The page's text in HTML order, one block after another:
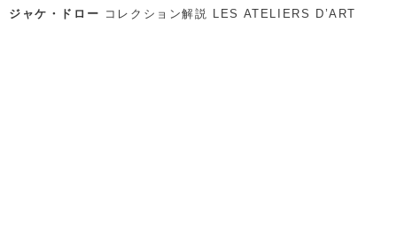
ジャケ・ドロー コレクション解説 LES ATELIERS D’ART